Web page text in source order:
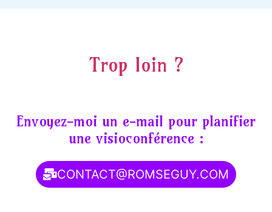
Trop loin ?
Envoyez-moi un e-mail pour planifier
une visioconférence :
CONTACT@ROMSEGUY.COM